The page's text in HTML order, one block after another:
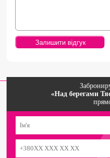
«Над берегами